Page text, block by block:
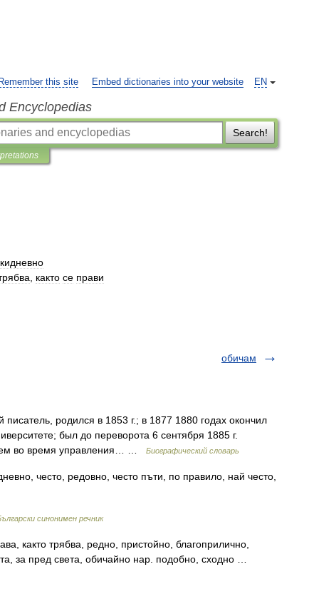
EN
Remember this site Embed dictionaries into your website
Encyclopedias
Search!
както се прави
обичам
родился в 1853 г.; в 1877 1880 годах окончил
был до переворота 6 сентября 1885 г.
во время управления… …
Биографический словарь
често, редовно, често пъти, по правило, най често,
синонимен речник
както трябва, редно, пристойно, благоприлично,
за пред света, обичайно нар. подобно, сходно …